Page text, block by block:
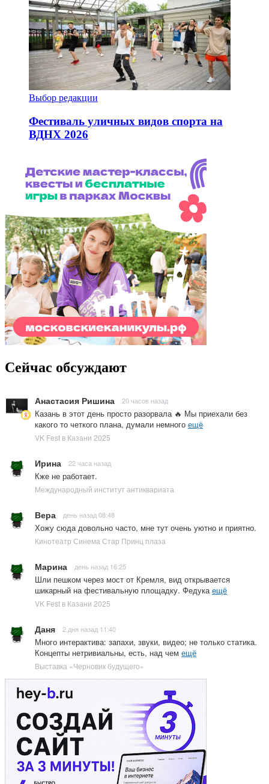
Выбор редакции
Фестиваль уличных видов спорта на
ВДНХ 2026
Сейчас обсуждают
Анастасия Ришина 20 часов назад
Казань в этот день просто разорвала 🔥 Мы приехали без
какого то четкого плана, думали немного ещё
VK Fest в Казани 2025
Ирина 22 часа назад
Кже не работает.
Международный институт антиквариата
Вера день назад 08:48
Хожу сюда довольно часто, мне тут очень уютно и приятно.
Кинотеатр Синема Стар Принц плаза
Марина день назад 16:25
Шли пешком через мост от Кремля, вид открывается
шикарный на фестивальную площадку. Федука ещё
VK Fest в Казани 2025
Даня 2 дня назад 11:40
Много интерактива: запахи, звуки, видео; не только статика.
Концепты нетривиальны, есть, над чем ещё
Выставка «Черновик будущего»